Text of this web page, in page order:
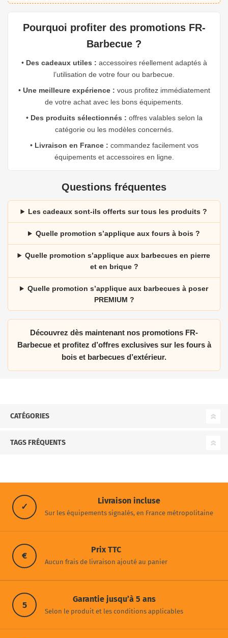
Pourquoi profiter des promotions FR-
Barbecue ?
• Des cadeaux utiles : accessoires réellement adaptés à
l’utilisation de votre four ou barbecue.
• Une meilleure expérience : vous profitez immédiatement
de votre achat avec les bons équipements.
• Des produits sélectionnés : offres valables selon la
catégorie ou les modèles concernés.
• Livraison en France : commandez facilement vos
équipements et accessoires en ligne.
Questions fréquentes
Les cadeaux sont-ils offerts sur tous les produits ?
Quelle promotion s’applique aux fours à bois ?
Quelle promotion s’applique aux barbecues en pierre
et en brique ?
Quelle promotion s’applique aux barbecues à poser
PREMIUM ?
Découvrez dès maintenant nos promotions FR-
Barbecue et profitez d’offres exclusives sur les fours à
bois et barbecues d’extérieur.
CATÉGORIES
TAGS FRÉQUENTS
✓
Livraison incluse
Sur les équipements signalés, en France métropolitaine
€
Prix TTC
Aucun frais de livraison ajouté au panier
5
Garantie jusqu’à 5 ans
Selon le produit et les conditions applicables